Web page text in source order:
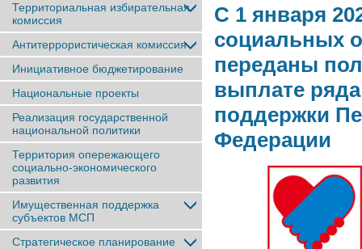
Территориальная избирательная
комиссия
Антитеррористическая комиссия
Инициативное бюджетирование
Национальные проекты
Реализация государственной
национальной политики
Территория опережающего
социально-экономического
развития
Имущественная поддержка
субъектов МСП
Стратегическое планирование
С 1 января
социальных
переданы
выплате
поддержки
Федерации